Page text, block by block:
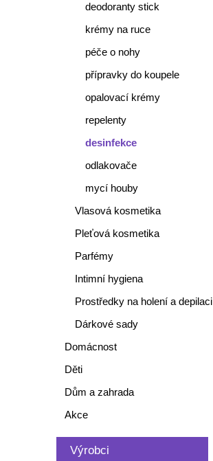
deodoranty stick
krémy na ruce
péče o nohy
přípravky do koupele
opalovací krémy
repelenty
desinfekce
odlakovače
mycí houby
Vlasová kosmetika
Pleťová kosmetika
Parfémy
Intimní hygiena
Prostředky na holení a depilaci
Dárkové sady
Domácnost
Děti
Dům a zahrada
Akce
Výrobci